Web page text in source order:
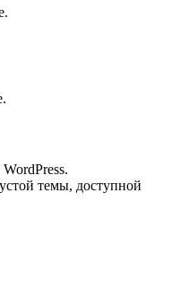
темы, доступной